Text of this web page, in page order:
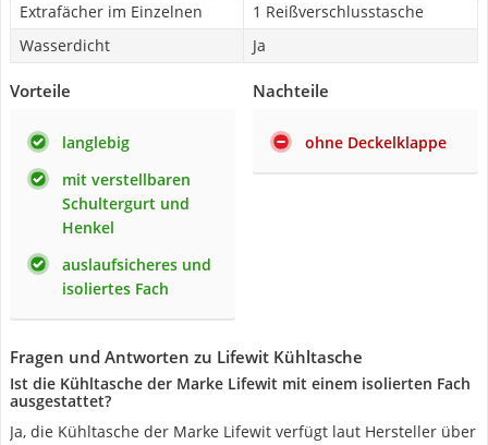
Extrafächer im Einzelnen
1 Reißverschlusstasche
Wasserdicht
Ja
Vorteile
langlebig
mit verstellbaren
Schultergurt und
Henkel
auslaufsicheres und
isoliertes Fach
Nachteile
ohne Deckelklappe
Fragen und Antworten zu Lifewit Kühltasche
Ist die Kühltasche der Marke Lifewit mit einem isolierten Fach
ausgestattet?
Ja, die Kühltasche der Marke Lifewit verfügt laut Hersteller über